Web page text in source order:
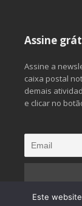
Assine
Assine a
caixa postal
demais
e clicar no
Este